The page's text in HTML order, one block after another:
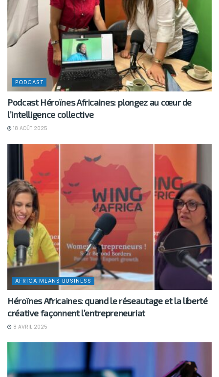
PODCAST
Podcast Héroïnes Africaines: plongez au cœur de
l’intelligence collective
18 AOÛT 2025
AFRICA MEANS BUSINESS
Héroïnes Africaines: quand le réseautage et la liberté
créative façonnent l’entrepreneuriat
8 AVRIL 2025